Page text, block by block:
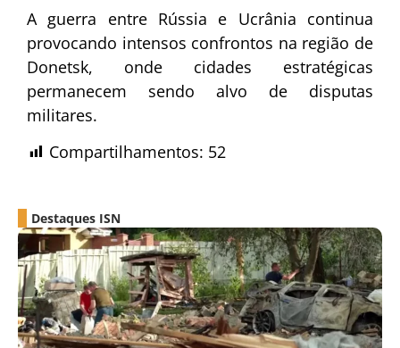
A guerra entre Rússia e Ucrânia continua
provocando intensos confrontos na região de
Donetsk, onde cidades estratégicas
permanecem sendo alvo de disputas
militares.
Compartilhamentos: 52
Destaques ISN